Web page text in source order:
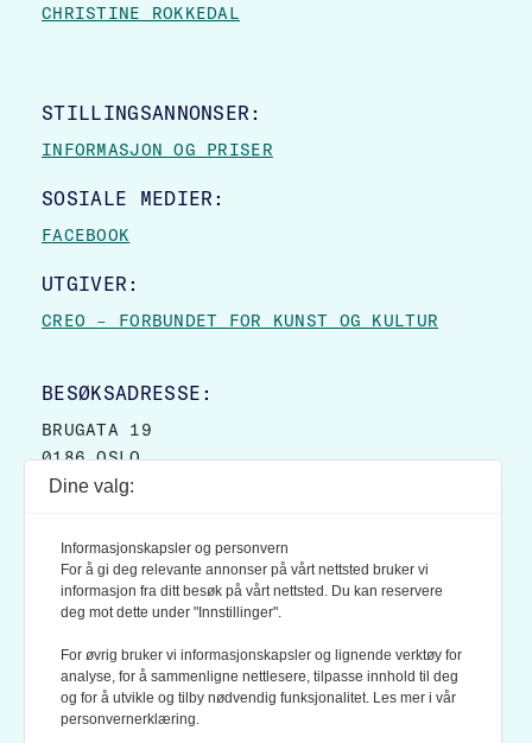
CHRISTINE ROKKEDAL
STILLINGSANNONSER:
INFORMASJON OG PRISER
SOSIALE MEDIER:
FACEBOOK
UTGIVER:
CREO – FORBUNDET FOR KUNST OG KULTUR
BESØKSADRESSE:
BRUGATA 19
0186 OSLO
POSTBOKS 9007 GRØNLAND
0133 OSLO
LES OGSÅ:
KONTEKSTS PERSONVERN-POLICY
Dine valg:
Informasjonskapsler og personvern
For å gi deg relevante annonser på vårt nettsted bruker vi
informasjon fra ditt besøk på vårt nettsted. Du kan reservere
deg mot dette under "Innstillinger".
For øvrig bruker vi informasjonskapsler og lignende verktøy for
analyse, for å sammenligne nettlesere, tilpasse innhold til deg
og for å utvikle og tilby nødvendig funksjonalitet. Les mer i vår
personvernerklæring.